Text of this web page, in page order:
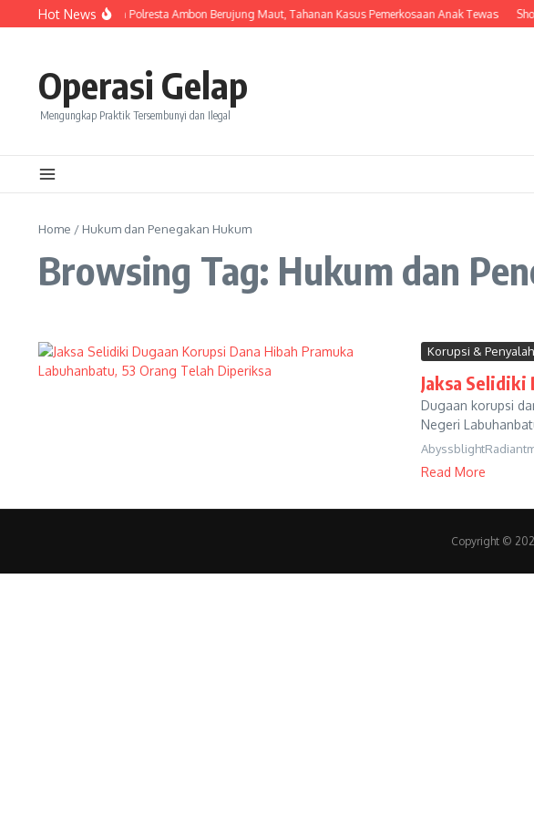
Skip to content
Hot News
Keributan Di Rutan Polresta Ambon Berujung Maut, Tahanan Kasus Pemerkosaan Anak Tewas
Operasi Gelap
Mengungkap Praktik Tersembunyi dan Ilegal
Home / Hukum dan Penegakan Hukum
Browsing Tag: Hukum dan
Korupsi &
Jaksa Selidiki
Dugaan korupsi
Negeri
Read More
Copyright ©